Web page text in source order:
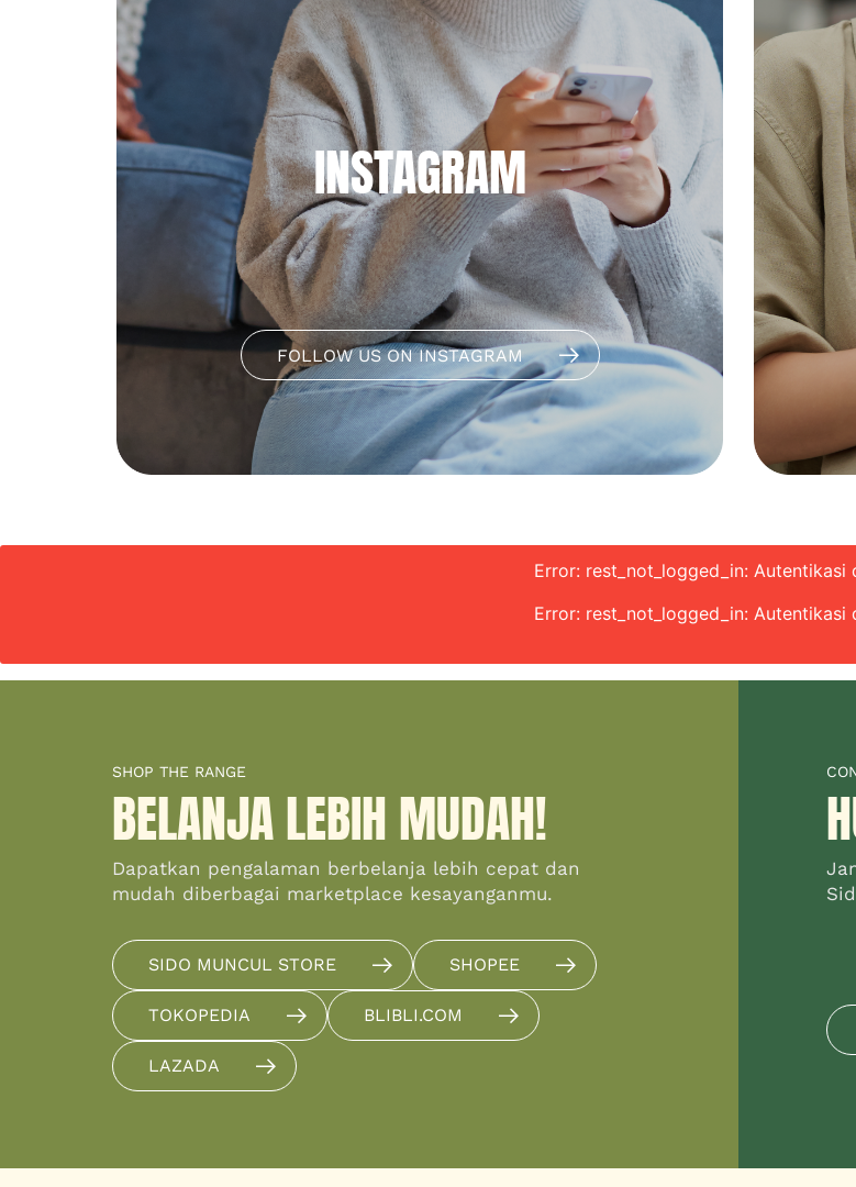
INSTAGRAM
FOLLOW US ON INSTAGRAM
Error: rest_not_logged_in: Autentikasi
Error: rest_not_logged_in: Autentikasi
SHOP THE RANGE
BELANJA LEBIH MUDAH!
Dapatkan pengalaman berbelanja lebih cepat dan
mudah diberbagai marketplace kesayanganmu.
SIDO MUNCUL STORE SHOPEE
TOKOPEDIA BLIBLI.COM
LAZADA